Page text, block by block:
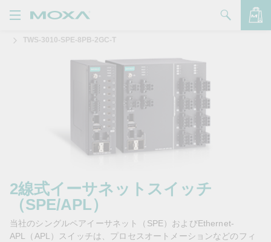
品
問い合わせ
ートナー・ゾーン
Moxa
TWS-3010-SPE-8PB-2GC-T
2線式イーサネットスイッチ
（SPE/APL）
当社のシングルペアイーサネット（SPE）およびEthernet-
APL（APL）スイッチは、プロセスオートメーションなどのフィ